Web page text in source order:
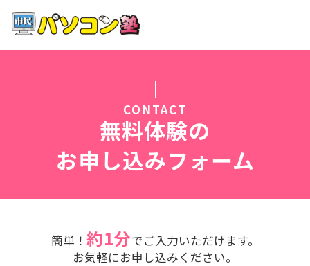
ホーム
教室案内
よくある質問
CONTACT
無料体験の
お申し込みフォーム
簡単！ 約1分でご入力いただけます。
お気軽にお申し込みください。